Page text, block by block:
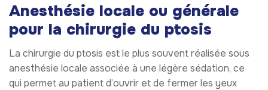
Anesthésie locale ou générale
pour la chirurgie du ptosis
La chirurgie du ptosis est le plus souvent réalisée sous
anesthésie locale associée à une légère sédation, ce
qui permet au patient d’ouvrir et de fermer les yeux